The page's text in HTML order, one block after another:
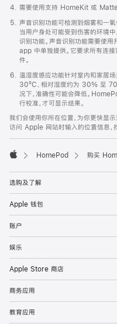
需要使用支持 HomeKit 或
声音识别功能可检测到烟雾和一氧
当用户身处可能受到伤害的环境中
识别功能。声音识别功能需要使
app 中单独提供。它要求所有连
件。
温湿度感应功能针对室内和家居
30ºC、相对湿度约为 30% 至
况下，准确性可能会降低。
行校准，才可显示结果。
我们会使用你所在位置，为你更快显
访问 Apple 网站时输入的位置信息，
HomePod 购买
选购及了解
Apple 钱包
账户
娱乐
Apple Store 商店
商务应用
教育应用